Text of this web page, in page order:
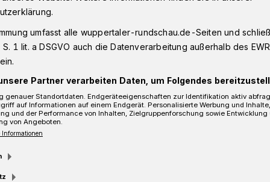
(30. Juni 2017) hat ein Mann
damit einen Unfall auf der
umfasst alle wuppertaler-rundschau.de-Seiten und
1 lit. a DSGVO auch die Datenverarbeitung außerhalb des
Partner verarbeiten Daten, um Folgendes
genauer Standortdaten. Endgeräteeigenschaften zur Identifikation aktiv
auf Informationen auf einem Endgerät. Personalisierte Werbung und
und der Performance von Inhalten, Zielgruppenforschung sowie Entwicklung
von Angeboten.